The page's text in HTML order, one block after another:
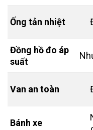
Ống tản nhiệt
Đồng hồ đo áp
suất
Van an toàn
Bánh xe